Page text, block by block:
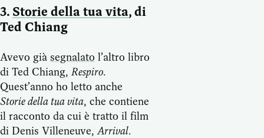
3. Storie della tua vita, di
Ted Chiang
Avevo già segnalato l’altro libro
di Ted Chiang, Respiro.
Quest’anno ho letto anche
Storie della tua vita, che contiene
il racconto da cui è tratto il film
di Denis Villeneuve,Arrival.